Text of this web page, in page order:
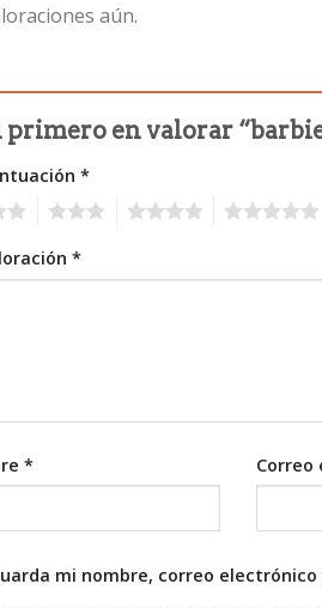
aún.
primero en valorar
*
*
*
mi nombre, correo electrónico